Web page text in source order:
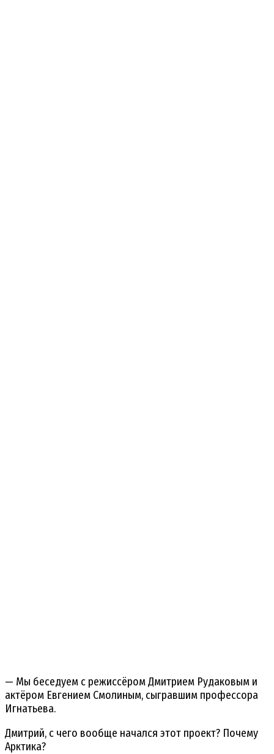
— Мы беседуем с режиссёром Дмитрием Рудаковым и
актёром Евгением Смолиным, сыгравшим профессора
Игнатьева.
Дмитрий, с чего вообще начался этот проект? Почему
Арктика?